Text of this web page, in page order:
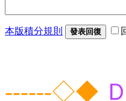
本版積分規則 發表回復
------◇◆